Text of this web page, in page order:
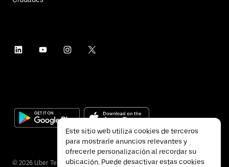
© 2026 Uber Technologies Inc.
Este sitio web utiliza cookies de terceros
para mostrarle anuncios relevantes y
ofrecerle personalización al recordar su
ubicación. Puede desactivar estas cookies